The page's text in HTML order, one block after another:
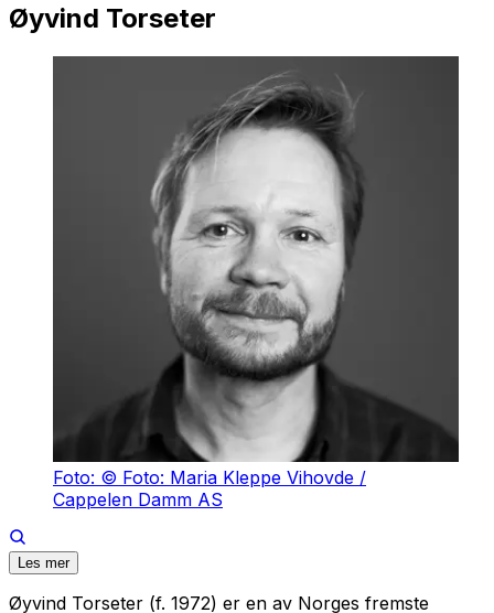
Øyvind Torseter
Foto: © Foto: Maria Kleppe Vihovde /
Cappelen Damm AS
Les mer
Øyvind Torseter (f. 1972) er en av Norges fremste